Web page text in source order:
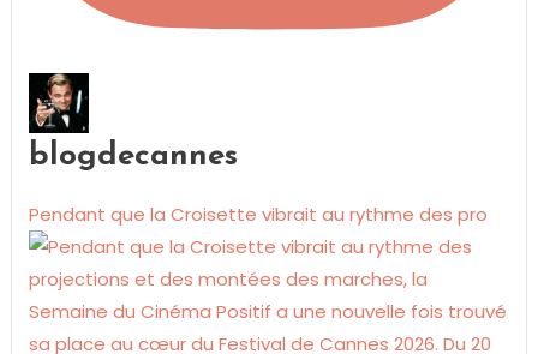
blogdecannes
Pendant que la Croisette vibrait au rythme des pro